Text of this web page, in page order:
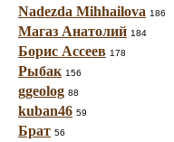
Nadezda Mihhailova 186
Магаз Анатолий 184
Борис Ассеев 178
Рыбак 156
ggeolog 88
kuban46 59
Брат 56